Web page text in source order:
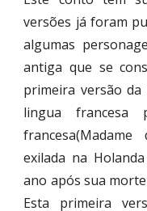
versões já foram
algumas
antiga que se
primeira versão da
lingua francesa
exilada na
ano após sua
Esta primeira